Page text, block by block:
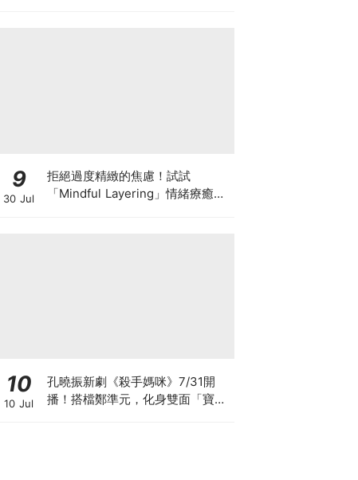
9
30 Jul
拒絕過度精緻的焦慮！試試
「Mindful Layering」情緒療癒
10
10 Jul
孔曉振新劇《殺手媽咪》7/31開
播！搭檔鄭準元，化身雙面「寶媽